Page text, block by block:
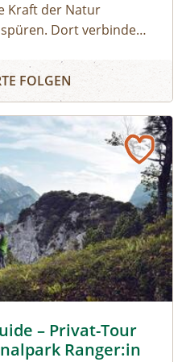
Kraft der Natur
Dort verbinden
und anderen
Sinne
FOLGEN
– Privat-Tour
Ranger:in